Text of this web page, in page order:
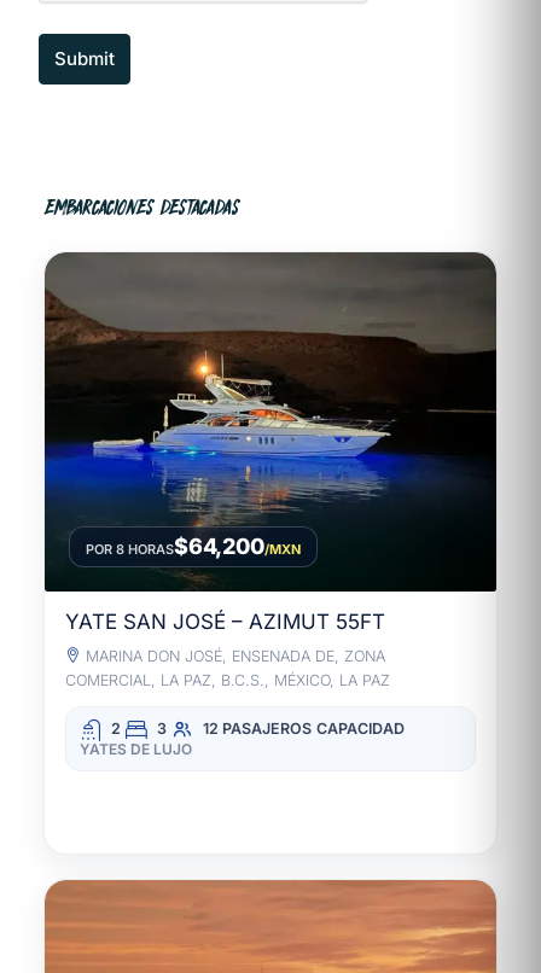
Submit
EMBARCACIONES DESTACADAS
POR 8 HORAS$64,200/MXN
YATE SAN JOSÉ – AZIMUT 55FT
MARINA DON JOSÉ, ENSENADA DE, ZONA
COMERCIAL, LA PAZ, B.C.S., MÉXICO, LA PAZ
2 3 12 PASAJEROS CAPACIDAD
YATES DE LUJO